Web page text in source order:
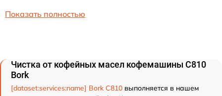
Показать полностью
Чистка от кофейных масел кофемашины C810
Bork
[dataset:services:name] Bork C810 выполняется в нашем